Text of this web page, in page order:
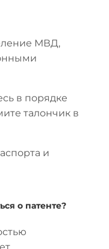
МВД,
в порядке
талончик в
и
о патенте?